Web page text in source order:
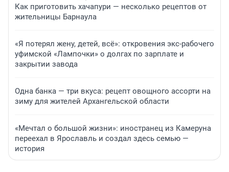
Как приготовить хачапури — несколько рецептов от
жительницы Барнаула
«Я потерял жену, детей, всё»: откровения экс-рабочего
уфимской «Лампочки» о долгах по зарплате и
закрытии завода
Одна банка — три вкуса: рецепт овощного ассорти на
зиму для жителей Архангельской области
«Мечтал о большой жизни»: иностранец из Камеруна
переехал в Ярославль и создал здесь семью —
история